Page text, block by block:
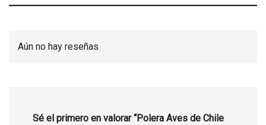
Aún no hay reseñas
Sé el primero en valorar “Polera Aves de Chile